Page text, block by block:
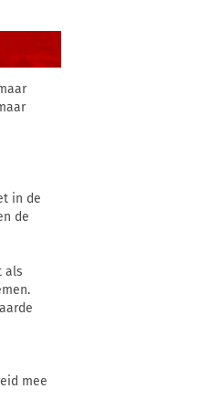
in de
de
als
mee